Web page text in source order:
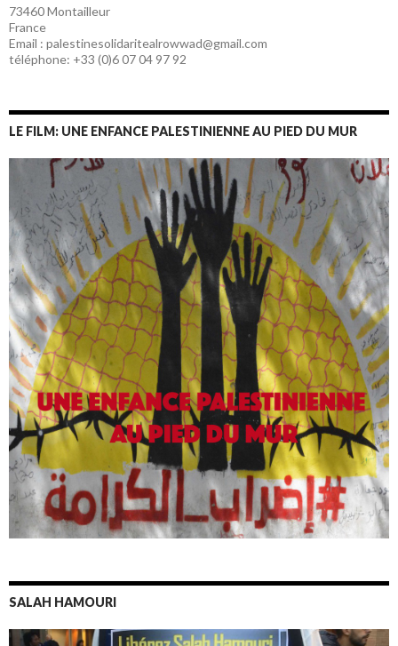
73460 Montailleur
France
Email : palestinesolidaritealrowwad@gmail.com
téléphone: +33 (0)6 07 04 97 92
LE FILM: UNE ENFANCE PALESTINIENNE AU PIED DU MUR
SALAH HAMOURI